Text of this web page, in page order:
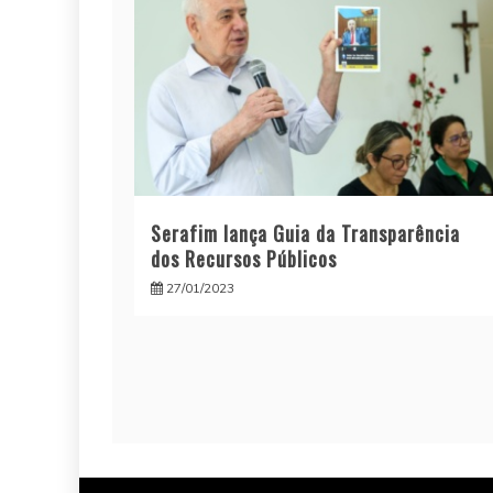
Serafim lança Guia da Transparência
dos Recursos Públicos
27/01/2023